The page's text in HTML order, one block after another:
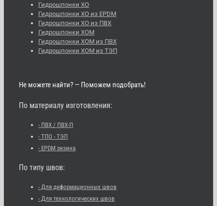
Гидрошпонки ХО
Гидрошпонки ХО из EPDM
Гидрошпонки ХО из ПВХ
Гидрошпонки ХОМ
Гидрошпонки ХОМ из ПВХ
Гидрошпонки ХОМ из ТЭП
Не можете найти? — Поможем подобрать!
По материалу изготовления:
- ПВХ / ПВХ-П
- ТПО - ТЭП
- EPDM резина
По типу швов:
- Для деформационных швов
- Для технологических швов